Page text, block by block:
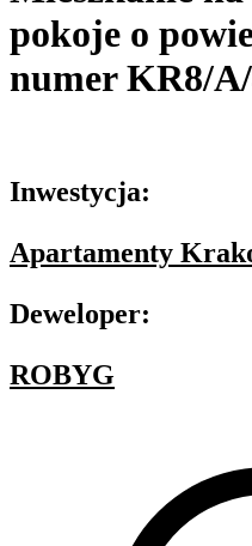
pokoje o
numer KR8/
Inwestycja:
Apartamenty
Deweloper:
ROBYG